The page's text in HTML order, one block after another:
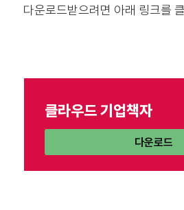
다운로드받으려면 아래 링크를
클라우드 기업책자
다운로드